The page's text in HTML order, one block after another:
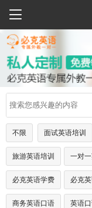

不限 面试英语培训
旅游英语培训 一对一
必克英语学费 必克
商务英语口语 英语口